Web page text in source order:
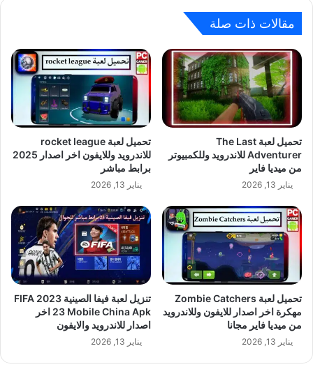
مقالات ذات صلة
تحميل لعبة The Last
Adventurer‏ للاندرويد وللكمبيوتر
من ميديا فاير
يناير 13, 2026
تحميل لعبة rocket league
للاندرويد وللايفون اخر اصدار 2025
برابط مباشر
يناير 13, 2026
تحميل لعبة Zombie Catchers
مهكرة اخر اصدار للايفون وللاندرويد
من ميديا فاير مجانا
يناير 13, 2026
تنزيل لعبة فيفا الصينية 2023 FIFA
23 Mobile China Apk اخر
اصدار للاندرويد والايفون
يناير 13, 2026